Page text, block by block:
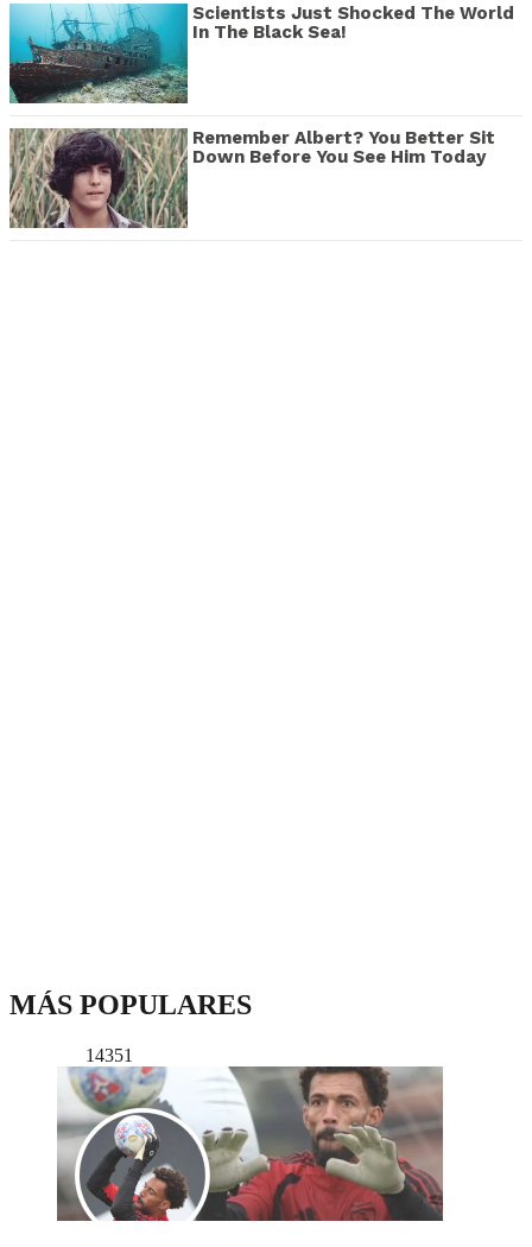
Scientists Just Shocked The World
In The Black Sea!
Remember Albert? You Better Sit
Down Before You See Him Today
MÁS POPULARES
14351